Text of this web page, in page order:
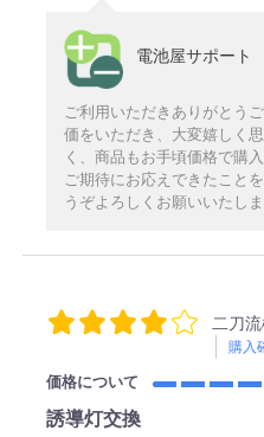
電池屋サポート
ご利用いただきありがとう
価をいただき、大変嬉しく
く、商品もお手頃価格で購
ご期待にお応えできたこと
うぞよろしくお願いいたしま
二刀
購入
価格について
誘導灯交換